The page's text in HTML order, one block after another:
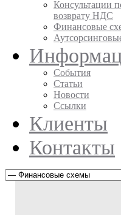
Консультации
возврату НДС
Финансовые
События
Статьи
Новости
Ссылки
Клиенты
Контакты